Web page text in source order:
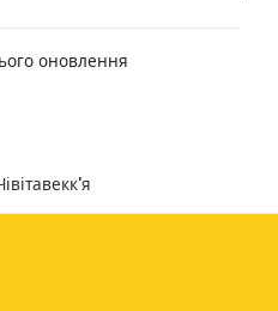
оновлення